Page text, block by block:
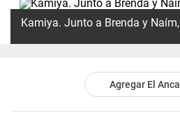
Kamiya. Junto a Brenda y
Agregar El